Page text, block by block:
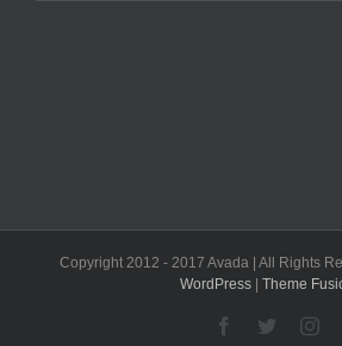
Copyright 2012 - 2017 Avada | All Rights
WordPress| Theme
Facebook
Twitter